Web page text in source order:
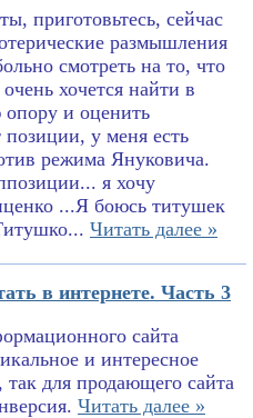
приготовьтесь, сейчас
размышления
смотреть на то, что
хочется найти в
опору и оценить
у меня есть
режима Януковича.
я хочу
...Я боюсь титушек
Читать далее »
в интернете. Часть 3
сайта
и интересное
так для продающего сайта
Читать далее »